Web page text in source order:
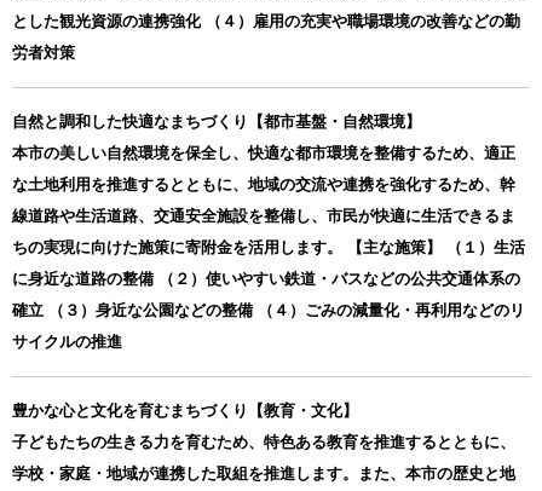
とした観光資源の連携強化 （４）雇用の充実や職場環境の改善などの勤
労者対策
自然と調和した快適なまちづくり【都市基盤・自然環境】
本市の美しい自然環境を保全し、快適な都市環境を整備するため、適正
な土地利用を推進するとともに、地域の交流や連携を強化するため、幹
線道路や生活道路、交通安全施設を整備し、市民が快適に生活できるま
ちの実現に向けた施策に寄附金を活用します。 【主な施策】 （１）生活
に身近な道路の整備 （２）使いやすい鉄道・バスなどの公共交通体系の
確立 （３）身近な公園などの整備 （４）ごみの減量化・再利用などのリ
サイクルの推進
豊かな心と文化を育むまちづくり【教育・文化】
子どもたちの生きる力を育むため、特色ある教育を推進するとともに、
学校・家庭・地域が連携した取組を推進します。また、本市の歴史と地